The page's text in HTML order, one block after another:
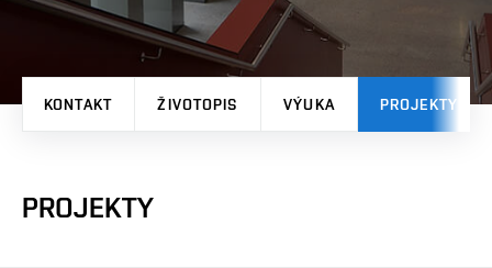
KONTAKT ŽIVOTOPIS VÝUKA PROJEKTY
PROJEKTY